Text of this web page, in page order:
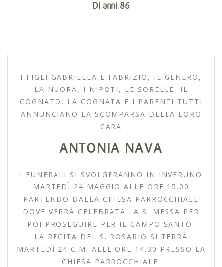
Di anni 86
I FIGLI GABRIELLA E FABRIZIO, IL GENERO,
LA NUORA, I NIPOTI, LE SORELLE, IL
COGNATO, LA COGNATA E I PARENTI TUTTI
ANNUNCIANO LA SCOMPARSA DELLA LORO
CARA
ANTONIA NAVA
I FUNERALI SI SVOLGERANNO IN INVERUNO
MARTEDÌ 24 MAGGIO ALLE ORE 15.00
PARTENDO DALLA CHIESA PARROCCHIALE
DOVE VERRÀ CELEBRATA LA S. MESSA PER
POI PROSEGUIRE PER IL CAMPO SANTO.
LA RECITA DEL S. ROSARIO SI TERRÀ
MARTEDÌ 24 C.M. ALLE ORE 14.30 PRESSO LA
CHIESA PARROCCHIALE.